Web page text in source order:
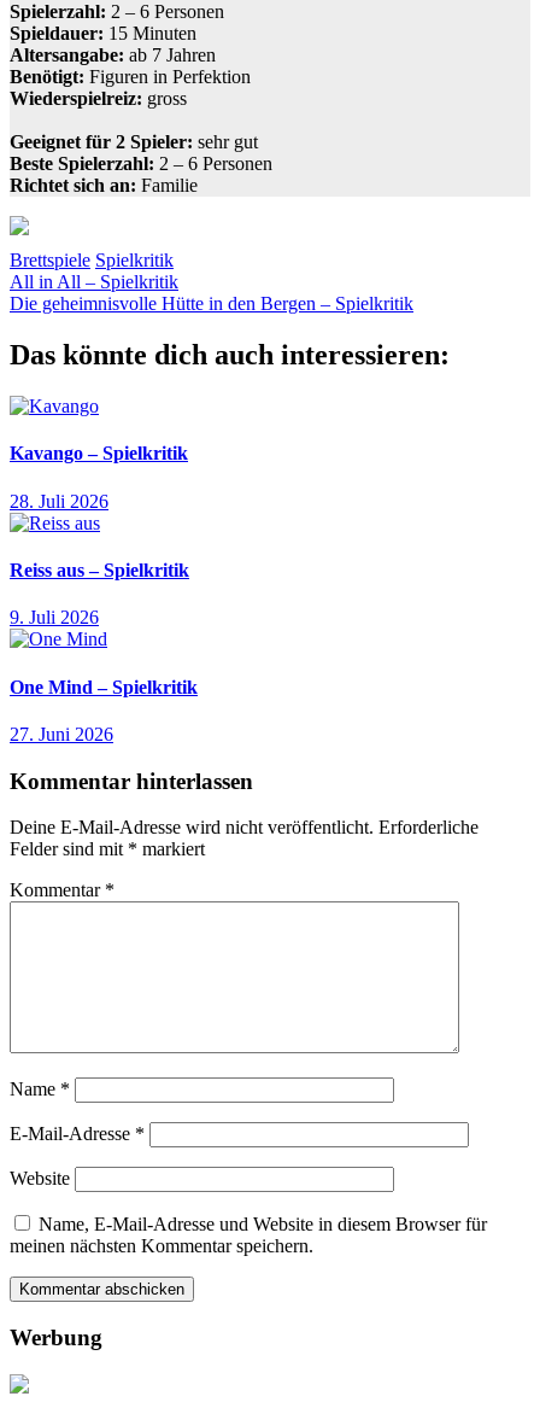
Spielerzahl: 2 – 6 Personen
Spieldauer: 15 Minuten
Altersangabe: ab 7 Jahren
Benötigt: Figuren in Perfektion
Wiederspielreiz: gross
Geeignet für 2 Spieler: sehr gut
Beste Spielerzahl: 2 – 6 Personen
Richtet sich an: Familie
Brettspiele Spielkritik
cantzlerMastermindraten
SpieleWredezeichnen
Beitragsnavigation
Vorheriger
Beitrag:
All in All – Spielkritik
Nächster
Die geheimnisvolle Hütte in den Bergen – Spielkritik
Das könnte dich auch interessieren:
Kavango – Spielkritik
28. Juli 2026
Reiss aus – Spielkritik
9. Juli 2026
One Mind – Spielkritik
27. Juni 2026
Kommentar hinterlassen
Deine E-Mail-Adresse wird nicht veröffentlicht. Erforderliche
Felder sind mit * markiert
Kommentar *
Name *
E-Mail-Adresse *
Website
Name, E-Mail-Adresse und Website in diesem Browser für
meinen nächsten Kommentar speichern.
Werbung